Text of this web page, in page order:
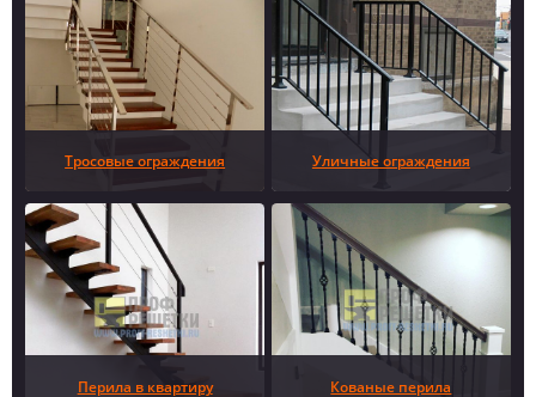
Тросовые ограждения Уличные ограждения
Перила в квартиру Кованые перила